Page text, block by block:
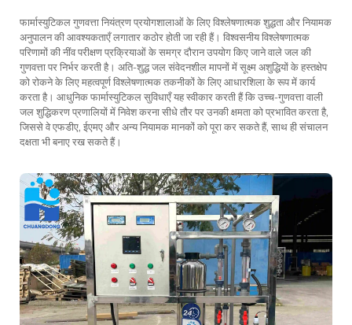
फार्मास्युटिकल गुणवत्ता नियंत्रण प्रयोगशालाओं के लिए विश्लेषणात्मक शुद्धता और नियामक
अनुपालन की आवश्यकताएँ लगातार कठोर होती जा रही हैं। विश्वसनीय विश्लेषणात्मक
परिणामों की नींव परीक्षण प्रक्रियाओं के समग्र दौरान उपयोग किए जाने वाले जल की
गुणवत्ता पर निर्भर करती है। अति-शुद्ध जल संवेदनशील मापनों में सूक्ष्म अशुद्धियों के हस्तक्षेप
को रोकने के लिए महत्वपूर्ण विश्लेषणात्मक तकनीकों के लिए आधारशिला के रूप में कार्य
करता है। आधुनिक फार्मास्युटिकल सुविधाएँ यह स्वीकार करती हैं कि उच्च-गुणवत्ता वाली
जल शुद्धिकरण प्रणालियों में निवेश करना सीधे तौर पर उनकी क्षमता को प्रभावित करता है,
जिससे वे एफडीए, ईएमए और अन्य नियामक मानकों को पूरा कर सकते हैं, साथ ही संचालन
दक्षता भी बनाए रख सकते हैं।